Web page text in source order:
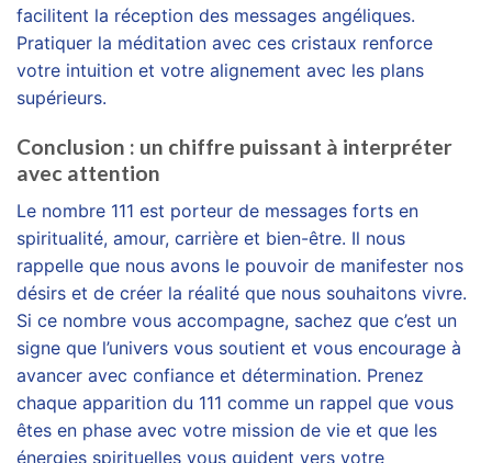
facilitent la réception des messages angéliques.
Pratiquer la méditation avec ces cristaux renforce
votre intuition et votre alignement avec les plans
supérieurs.
Conclusion : un chiffre puissant à interpréter
avec attention
Le nombre 111 est porteur de messages forts en
spiritualité, amour, carrière et bien-être. Il nous
rappelle que nous avons le pouvoir de manifester nos
désirs et de créer la réalité que nous souhaitons vivre.
Si ce nombre vous accompagne, sachez que c’est un
signe que l’univers vous soutient et vous encourage à
avancer avec confiance et détermination. Prenez
chaque apparition du 111 comme un rappel que vous
êtes en phase avec votre mission de vie et que les
énergies spirituelles vous guident vers votre